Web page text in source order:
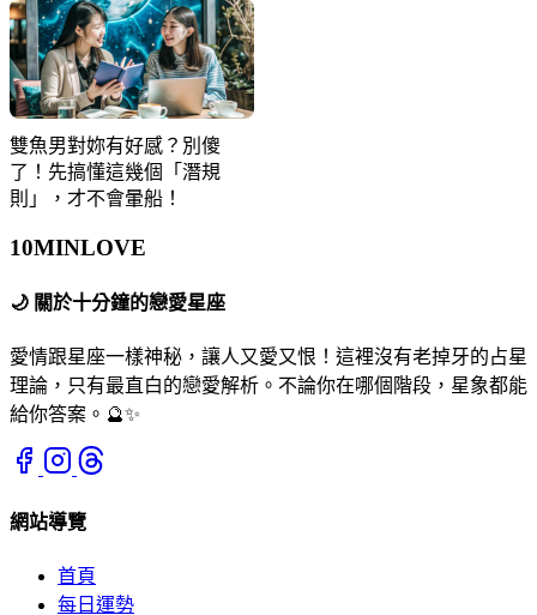
雙魚男對妳有好感？別傻
了！先搞懂這幾個「潛規
則」，才不會暈船！
10MINLOVE
🌙 關於十分鐘的戀愛星座
愛情跟星座一樣神秘，讓人又愛又恨！這裡沒有老掉牙的占星
理論，只有最直白的戀愛解析。不論你在哪個階段，星象都能
給你答案。🔮✨
網站導覽
首頁
每日運勢